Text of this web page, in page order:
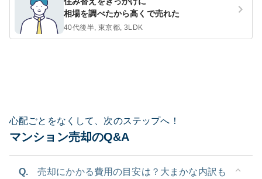
相場を調べたから高くで売れた
40代後半, 東京都, 3LDK
心配ごとをなくして、次のステップへ！
マンション売却のQ&A
Q.
売却にかかる費用の目安は？大まかな内訳も